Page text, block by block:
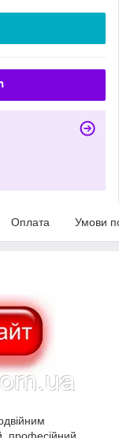
Оплата Умови
професійний,